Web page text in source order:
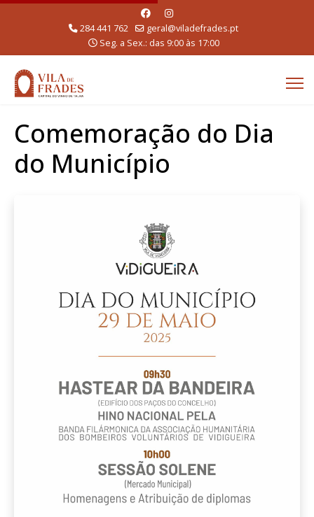
284 441 762
geral@viladefrades.pt
Seg. a Sex.: das 9:00 às 17:00
Comemoração do Dia
do Município